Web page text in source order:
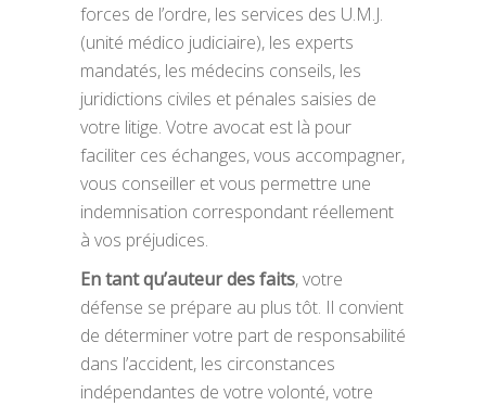
forces de l’ordre, les services des U.M.J.
(unité médico judiciaire), les experts
mandatés, les médecins conseils, les
juridictions civiles et pénales saisies de
votre litige. Votre avocat est là pour
faciliter ces échanges, vous accompagner,
vous conseiller et vous permettre une
indemnisation correspondant réellement
à vos préjudices.
En tant qu’auteur des faits, votre
défense se prépare au plus tôt. Il convient
de déterminer votre part de responsabilité
dans l’accident, les circonstances
indépendantes de votre volonté, votre